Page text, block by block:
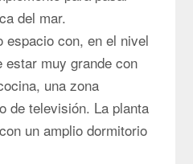
del mar.
espacio con, en el nivel
estar muy grande con
una zona
de televisión. La planta
un amplio dormitorio